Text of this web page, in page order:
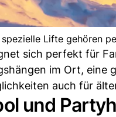
spezielle Lifte gehören
sich perfekt für
im Ort, eine
auch für
und